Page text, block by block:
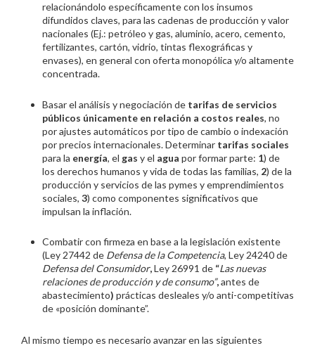
relacionándolo específicamente con los insumos
difundidos claves, para las cadenas de producción y valor
nacionales (Ej.: petróleo y gas, aluminio, acero, cemento,
fertilizantes, cartón, vidrio, tintas flexográficas y
envases), en general con oferta monopólica y/o altamente
concentrada.
Basar el análisis y negociación de tarifas de servicios
públicos únicamente en relación a costos reales, no
por ajustes automáticos por tipo de cambio o indexación
por precios internacionales. Determinar tarifas sociales
para la energía, el gas y el agua por formar parte: 1) de
los derechos humanos y vida de todas las familias, 2) de la
producción y servicios de las pymes y emprendimientos
sociales, 3) como componentes significativos que
impulsan la inflación.
Combatir con firmeza en base a la legislación existente
(Ley 27442 de Defensa de la Competencia, Ley 24240 de
Defensa del Consumidor,Ley 26991 de “Las nuevas
relaciones de producción y de consumo”,antes de
abastecimiento) prácticas desleales y/o anti-competitivas
de «posición dominante”.
Al mismo tiempo es necesario avanzar en las siguientes